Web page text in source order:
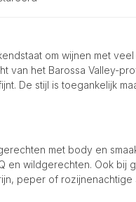
om wijnen met
van het Barossa Valley-
De stijl is toegankelijk
met body en
en wildgerechten. Ook bij
peper of